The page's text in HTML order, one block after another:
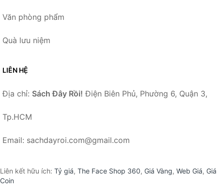
Văn phòng phẩm
Quà lưu niệm
LIÊN HỆ
Địa chỉ: Sách Đây Rồi! Điện Biên Phủ, Phường 6, Quận 3,
Tp.HCM
Email: sachdayroi.com@gmail.com
Liên kết hữu ích: Tỷ giá, The Face Shop 360, Giá Vàng, Web Giá, Giá
Coin